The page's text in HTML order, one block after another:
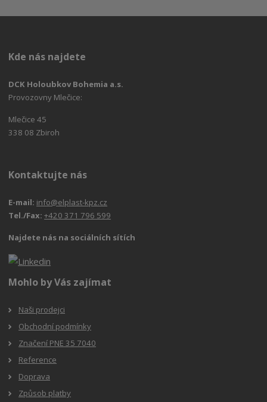
Kde nás najdete
DCK Holoubkov Bohemia a.s.
Provozovny Mlečice:
Mlečice 45
338 08 Zbiroh
Kontaktujte nás
E-mail: info@elplast-kpz.cz
Tel./Fax:+420 371 796 599
Najdete nás na sociálních sítích
Mohlo by Vás zajímat
Naši prodejci
Obchodní podmínky
Značení PNE 35 7040
Reference
Doprava
Způsob platby